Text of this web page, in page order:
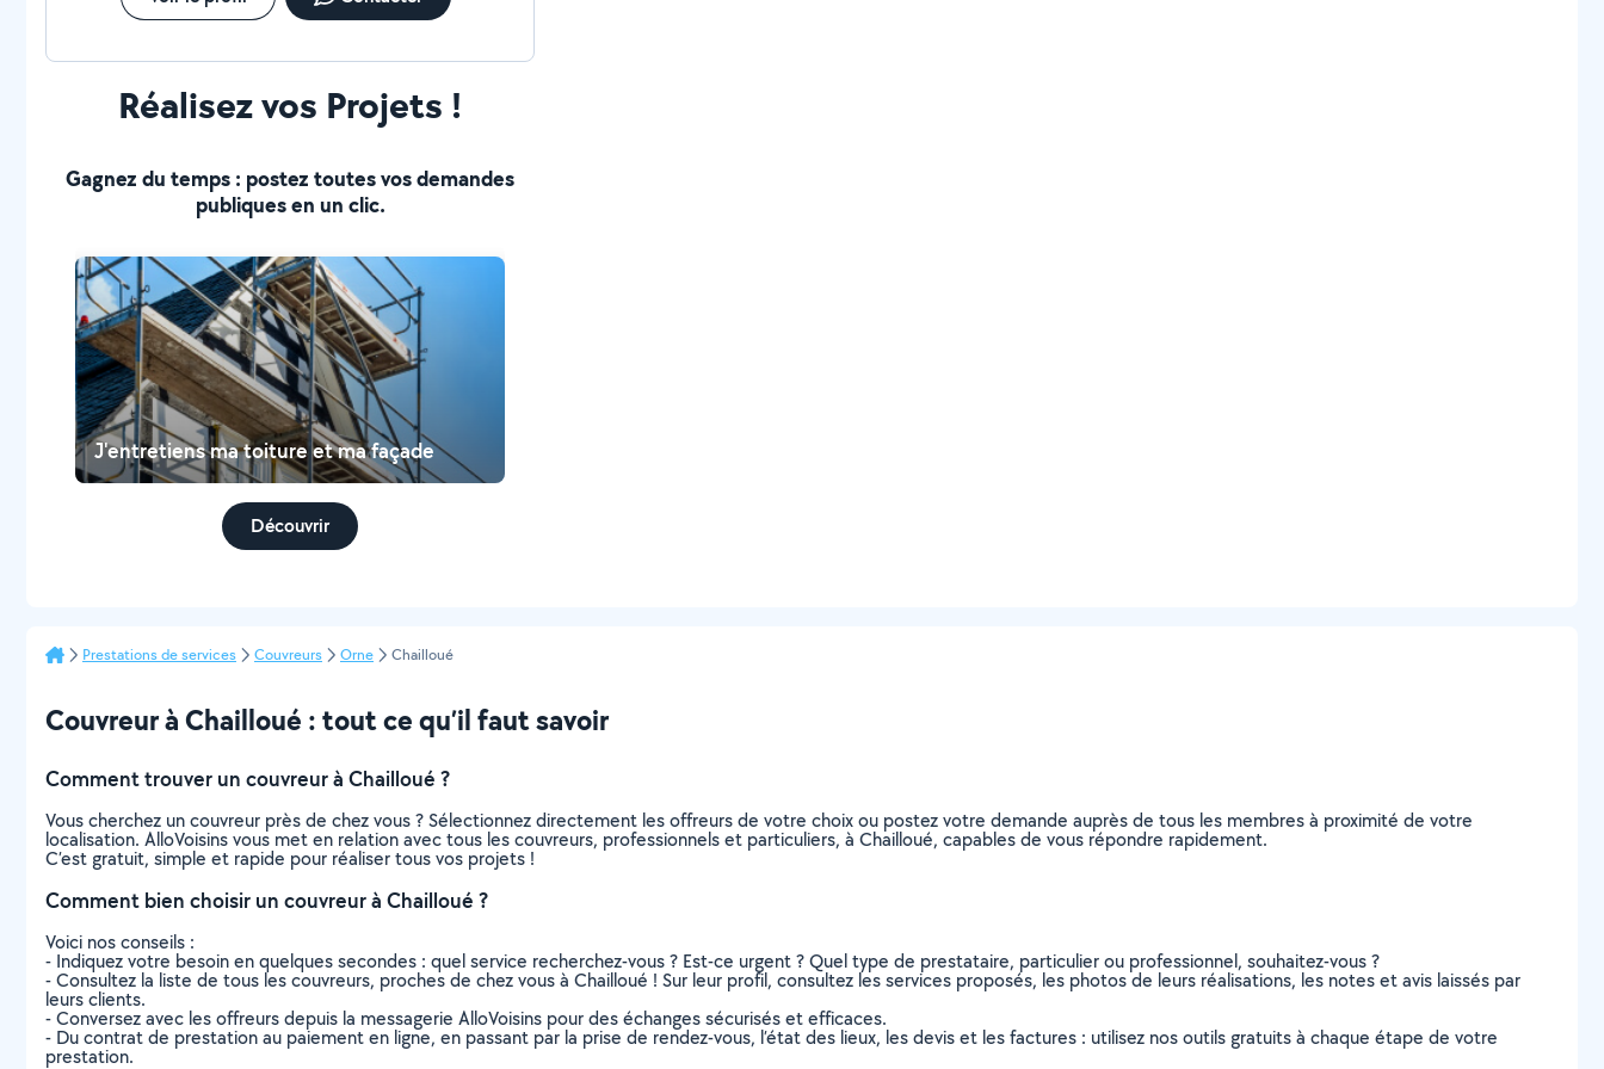
Réalisez vos Projets !
Gagnez du temps : postez toutes vos demandes
publiques en un clic.
J'entretiens ma toiture et ma façade
Découvrir
Prestations de services Couvreurs Orne Chailloué
Couvreur à Chailloué : tout ce qu’il faut savoir
Comment trouver un couvreur à Chailloué ?
Vous cherchez un couvreur près de chez vous ? Sélectionnez directement les offreurs de votre choix ou postez votre demande auprès de tous les membres à proximité de votre
localisation. AlloVoisins vous met en relation avec tous les couvreurs, professionnels et particuliers, à Chailloué, capables de vous répondre rapidement.
C’est gratuit, simple et rapide pour réaliser tous vos projets !
Comment bien choisir un couvreur à Chailloué ?
Voici nos conseils :
- Indiquez votre besoin en quelques secondes : quel service recherchez-vous ? Est-ce urgent ? Quel type de prestataire, particulier ou professionnel, souhaitez-vous ?
- Consultez la liste de tous les couvreurs, proches de chez vous à Chailloué ! Sur leur profil, consultez les services proposés, les photos de leurs réalisations, les notes et avis laissés par
leurs clients.
- Conversez avec les offreurs depuis la messagerie AlloVoisins pour des échanges sécurisés et efficaces.
- Du contrat de prestation au paiement en ligne, en passant par la prise de rendez-vous, l’état des lieux, les devis et les factures : utilisez nos outils gratuits à chaque étape de votre
prestation.